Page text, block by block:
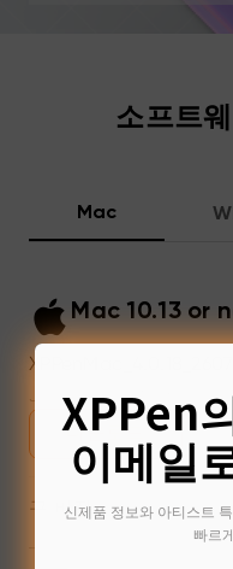
이메일은 요청한 콘텐츠 발
구독 해지: 언제든지 한 번의
소프트
Mac
Mac 10.13 or
Jul 31,2026 AM 10:11
다운로드
구 버전
XPPen
이메일
신제품 정보와 아티스트
빠르